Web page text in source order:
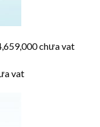
chưa vat
vat